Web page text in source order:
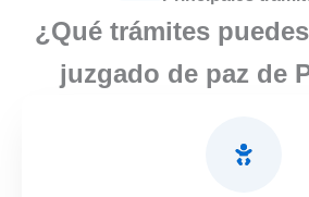
¿Qué trámites
juzgado de paz de